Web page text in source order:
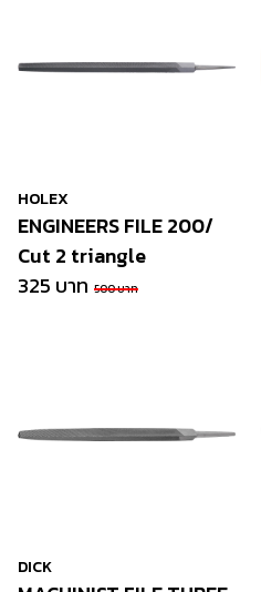
HOLEX
ENGINEERS FILE 200/
Cut 2 triangle
325 บาท 500 บาท
DICK